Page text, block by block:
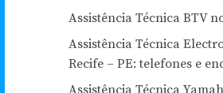
Assistência Técnica BTV
Assistência Técnica
Recife – PE: telefones e
Assistência Técnica